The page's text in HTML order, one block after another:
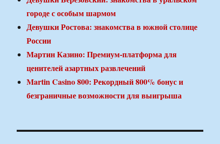
городе с особым шармом
Девушки Ростова: знакомства в южной столице
России
Мартин Казино: Премиум-платформа для
ценителей азартных развлечений
Martin Casino 800: Рекордный 800% бонус и
безграничные возможности для выигрыша